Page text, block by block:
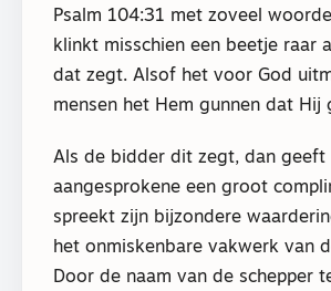
Psalm 104:31 met zoveel
klinkt misschien een beetje raar
dat zegt. Alsof het voor God
mensen het Hem gunnen dat Hij
Als de bidder dit zegt, dan geeft
aangesprokene een groot
spreekt zijn bijzondere
het onmiskenbare vakwerk van
Door de naam van de schepper